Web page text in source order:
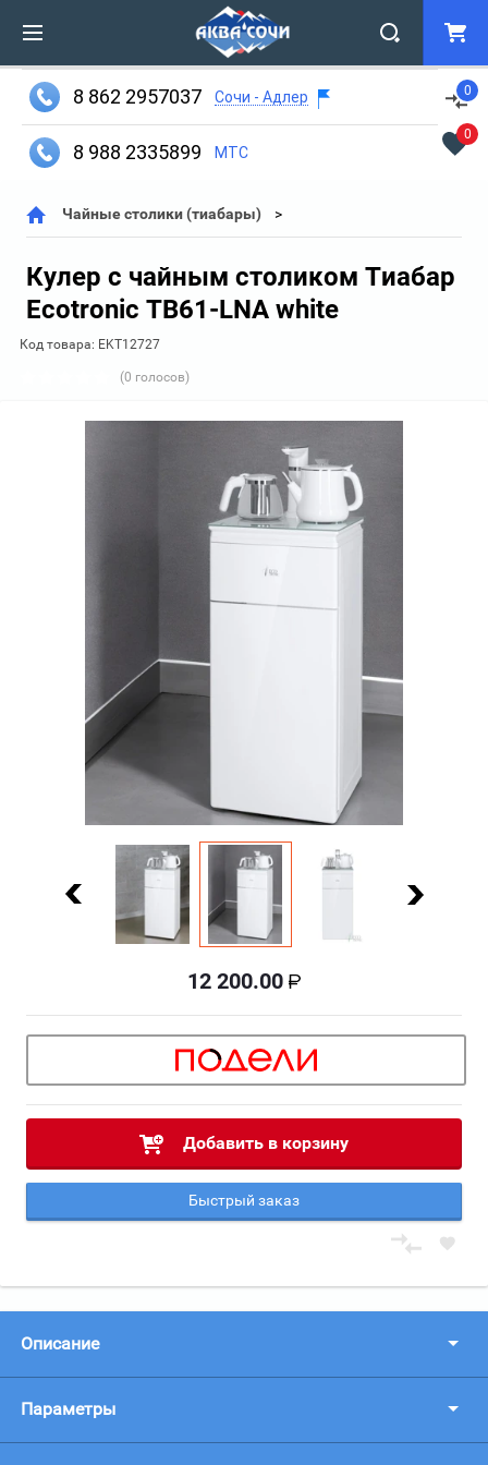
0
0
8 862 2957037 Сочи - Адлер
8 988 2335899 МТС
Чайные столики (тиабары)
Кулер с чайным столиком Тиабар
Ecotronic TB61-LNA white
Код товара: EKT12727
(0 голосов)
12 200.00
Добавить в корзину
Быстрый заказ
Описание
Параметры